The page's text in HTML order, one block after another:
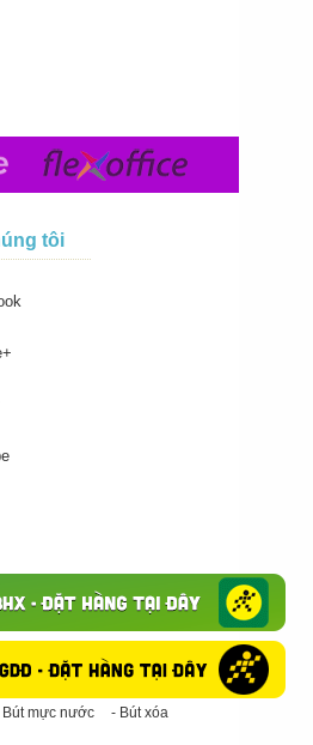
tôi
keo trong - Băng keo đục
vệ sinh
- Keo Silicone
Bút mực nước - Bút xóa